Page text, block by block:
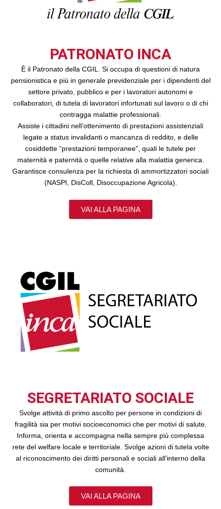
PATRONATO INCA
È il Patronato della CGIL. Si occupa di questioni di natura
pensionistica e più in generale previdenziale per i dipendenti del
settore privato, pubblico e per i lavoratori autonomi e
collaboratori, di tutela di lavoratori infortunati sul lavoro o di chi
contragga malattie professionali.
Assiste i cittadini nell’ottenimento di prestazioni assistenziali
legate a status invalidanti o mancanza di reddito, e delle
cosiddette “prestazioni temporanee”, quali le tutele per
maternità e paternità o quelle relative alla malattia generica.
Garantisce consulenza per la richiesta di ammortizzatori sociali
(NASPI, DisColl, Disoccupazione Agricola).
VAI ALLA PAGINA
SEGRETARIATO SOCIALE
Svolge attività di primo ascolto per persone in condizioni di
fragilità sia per motivi socioeconomici che per motivi di salute.
Informa, orienta e accompagna nella sempre più complessa
rete del welfare locale e territoriale. Svolge azioni di tutela volte
al riconoscimento dei diritti personali e sociali all’interno della
comunità.
VAI ALLA PAGINA